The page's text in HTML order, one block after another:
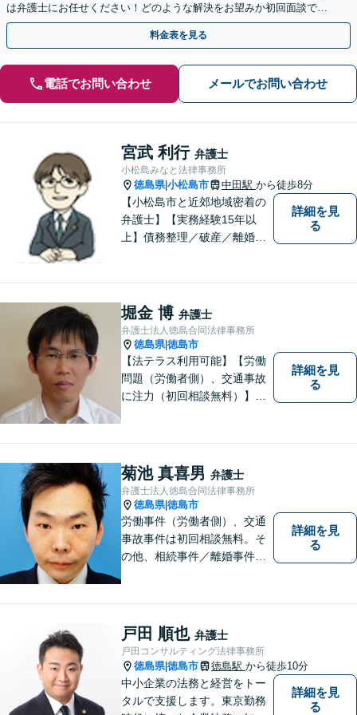
は弁護士にお任せください！どのような解決をお望みか初回面談でし
っかりヒアリング。遺言作成もお気軽にご相談ください。
料金表を見る
電話でお問い合わせ メールでお問い合わせ
宮武 利行 弁護士
小松島みなと法律事務所
徳島県|小松島市 中田駅 から徒歩8分
【小松島市と近郊地域密着の
弁護士】【実務経験15年以
上】債務整理／破産／離婚／
幅広くご相談を受付中。実務
経験15年以上の弁護士が誠
実、丁寧に対応致します。
【無料相談あり】
詳細を見
る
堀金 博 弁護士
弁護士法人徳島合同法律事務所
徳島県|徳島市
【法テラス利用可能】【労働
問題（労働者側）、交通事故
に注力（初回相談無料）】市
貸借/消費者問題/離婚/相続/債
務整理など）を中心に、社会
的事件にも対応いたします。
お気軽にご相談ください。
詳細を見
る
菊池 真喜男 弁護士
弁護士法人徳島合同法律事務所
徳島県|徳島市
労働事件（労働者側）、交通
事故事件は初回相談無料。そ
の他、相続事件／離婚事件／
室対応でプライバシーが守ら
れます。【無料駐車場】
詳細を見
る
戸田 順也 弁護士
戸田コンサルティング法律事務所
徳島県|徳島市 徳島駅 から徒歩10分
中小企業の法務と経営をトー
タルで支援します。東京勤務
詳細を見
る